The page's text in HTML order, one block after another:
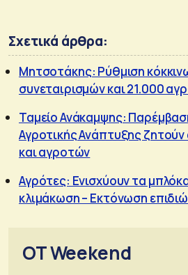
Σχετικά άρθρα:
Μητσοτάκης: Ρύθμιση
συνεταιρισμών και 21.000
Ταμείο Ανάκαμψης:
Αγροτικής Ανάπτυξης
και αγροτών
Αγρότες: Ενισχύουν τα
κλιμάκωση – Εκτόνωση
OT Weekend